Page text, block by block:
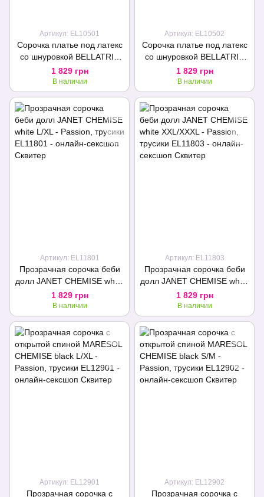
Артикул: EL10501
Сорочка платье под латекс
со шнуровкой BELLATRIX
CHEMISE black L/XL -
Passion, трусики
1 829 грн
В наличии
Артикул: EL10502
Сорочка платье под латекс
со шнуровкой BELLATRIX
CHEMISE black S/M -
Passion, трусики
1 829 грн
В наличии
Артикул: EL11801
Прозрачная сорочка беби
долл JANET CHEMISE white
L/XL - Passion, трусики
1 829 грн
В наличии
Артикул: EL11803
Прозрачная сорочка беби
долл JANET CHEMISE white
XXL/XXXL - Passion, трусики
1 829 грн
В наличии
Артикул: EL12901
Прозрачная сорочка с
Артикул: EL12902
Прозрачная сорочка с